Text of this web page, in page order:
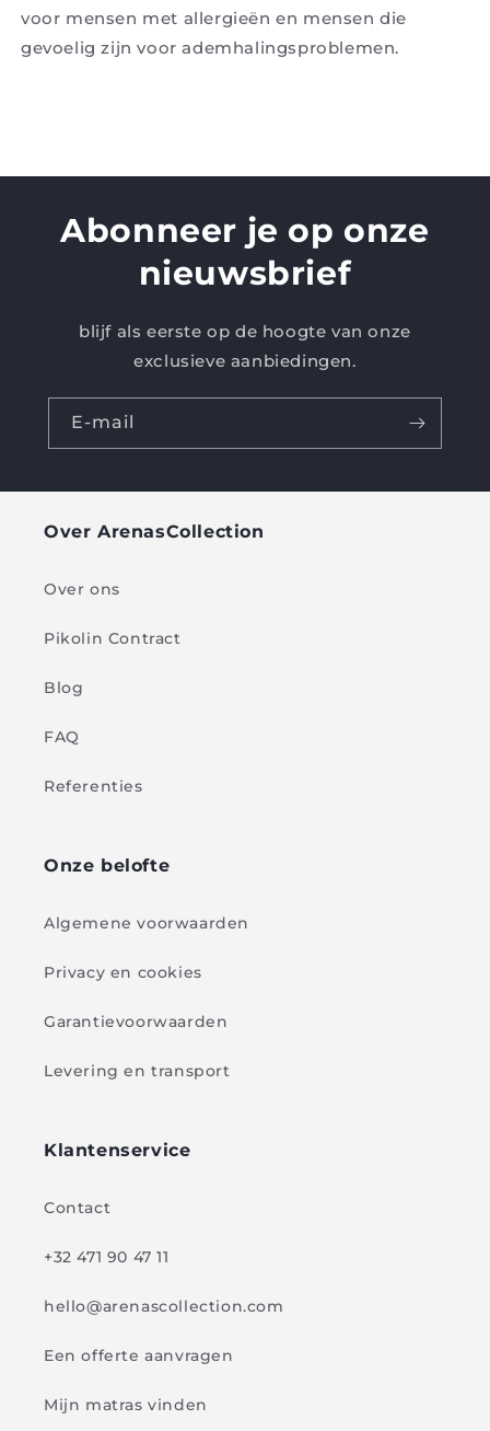
voor mensen met allergieën en mensen die
gevoelig zijn voor ademhalingsproblemen.
Abonneer je op onze
nieuwsbrief
blijf als eerste op de hoogte van onze
exclusieve aanbiedingen.
E-mail
Over ArenasCollection
Over ons
Pikolin Contract
Blog
FAQ
Referenties
Onze belofte
Algemene voorwaarden
Privacy en cookies
Garantievoorwaarden
Levering en transport
Klantenservice
Contact
+32 471 90 47 11
hello@arenascollection.com
Een offerte aanvragen
Mijn matras vinden